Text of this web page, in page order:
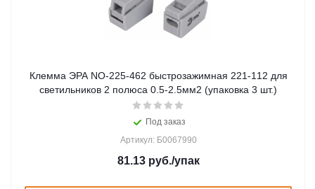
Клемма ЭРА NO-225-462 быстрозажимная 221-112 для
светильников 2 полюса 0.5-2.5мм2 (упаковка 3 шт.)
Под заказ
Артикул: Б0067990
81.13руб./упак